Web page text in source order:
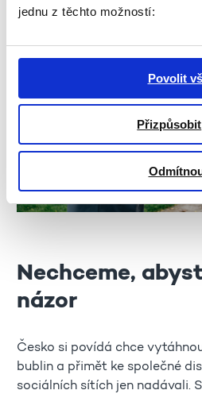
jednu z těchto možností:
Povolit
Přizpůsobit
Nechceme,
názor
Česko si povídá chce
bublin a přimět ke společné
sociálních sítích jen nadávali.